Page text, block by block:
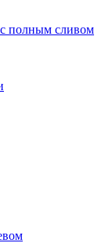
полным сливом